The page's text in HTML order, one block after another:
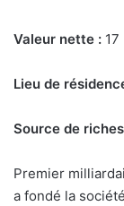
Valeur nette :
Lieu de
Source de
Premier
a fondé la